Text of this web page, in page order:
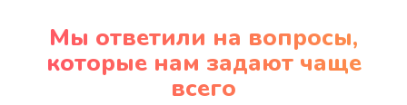
Заказать
Профилактическая чистка
Мы ответили на вопросы,
которые нам задают чаще
всего